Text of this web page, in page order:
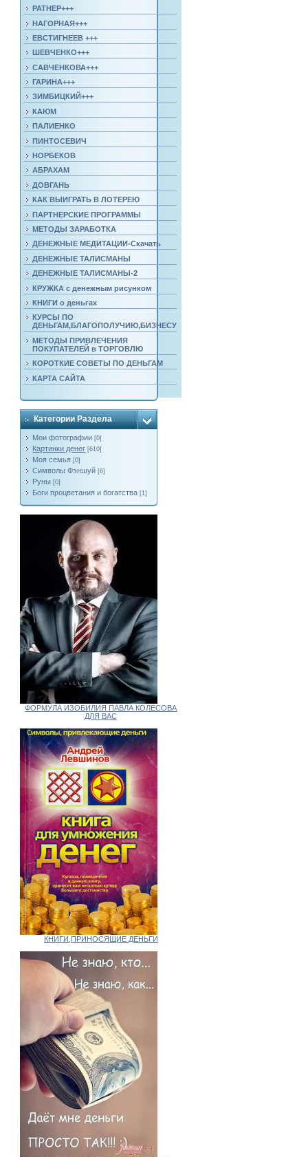
РАТНЕР+++
НАГОРНАЯ+++
ЕВСТИГНЕЕВ +++
ШЕВЧЕНКО+++
САВЧЕНКОВА+++
ГАРИНА+++
ЗИМБИЦКИЙ+++
КАЮМ
ПАЛИЕНКО
ПИНТОСЕВИЧ
НОРБЕКОВ
АБРАХАМ
ДОВГАНЬ
КАК ВЫИГРАТЬ В ЛОТЕРЕЮ
ПАРТНЕРСКИЕ ПРОГРАММЫ
МЕТОДЫ ЗАРАБОТКА
ДЕНЕЖНЫЕ МЕДИТАЦИИ-Скачать
ДЕНЕЖНЫЕ ТАЛИСМАНЫ
ДЕНЕЖНЫЕ ТАЛИСМАНЫ-2
КРУЖКА с денежным рисунком
КНИГИ о деньгах
КУРСЫ ПО
ДЕНЬГАМ,БЛАГОПОЛУЧИЮ,БИЗНЕСУ
МЕТОДЫ ПРИВЛЕЧЕНИЯ
ПОКУПАТЕЛЕЙ в ТОРГОВЛЮ
КОРОТКИЕ СОВЕТЫ ПО ДЕНЬГАМ
КАРТА САЙТА
Категории Раздела
Мои фотографии [0]
Картинки денег [610]
Моя семья [0]
Символы Фэншуй [6]
Руны [0]
Боги процветания и богатства [1]
ФОРМУЛА ИЗОБИЛИЯ ПАВЛА КОЛЕСОВА
ДЛЯ ВАС
КНИГИ,ПРИНОСЯЩИЕ ДЕНЬГИ